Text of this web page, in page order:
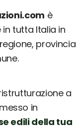
è
tutta Italia in
provincia
a
messo in
edili della tua